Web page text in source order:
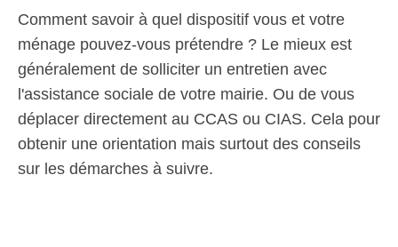
Comment savoir à quel dispositif vous et votre
ménage pouvez-vous prétendre ? Le mieux est
généralement de solliciter un entretien avec
l'assistance sociale de votre mairie. Ou de vous
déplacer directement au CCAS ou CIAS. Cela pour
obtenir une orientation mais surtout des conseils
sur les démarches à suivre.